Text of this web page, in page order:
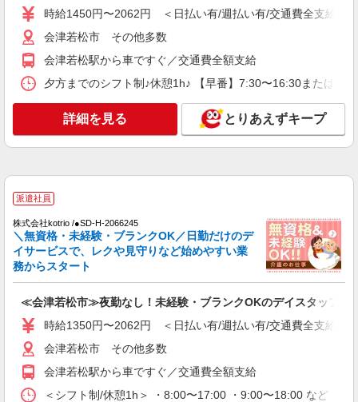
≪会津若松市≫夜勤なし！未経験・ブランク
OKのデイスタッフ
時給1350円〜2062円 ＜日払い有/週払い有/交
通費全支給(ガソリン代含む)＞
会津若松市 その他多数
キープ 詳細を見る
株式会社kotrio /●SD-H-1811323
時給1450円〜2062円 ＜日払い有/週払い有/交
通費全支給(ガソリン代含む)＞
キープ 詳細を見る
派遣社員
株式会社kotrio /●SD-H-2066450
向かう先は、笑顔の待つ場所！デイサービスの
時給1450円〜2062円 ＜日払い有/週払い有/交通費全支給(ガ
会津若松市 その他多数
会津若松駅から車ですぐ／交通費全額支給
夕方までのシフト制♪休憩1h♪ 【早番】7:30〜16:30または
詳細を見る とりあえずキープ
派遣社員
株式会社kotrio /●SD-H-2066245
＼無資格・未経験・ブランクOK／日勤だけのデ
イサービスで、レクや見守りなど始めやすい業
務からスタート
≪会津若松市≫夜勤なし！未経験・ブランクOKのデイスタッフ
時給1350円〜2062円 ＜日払い有/週払い有/交通費全支給(ガ
会津若松市 その他多数
会津若松駅から車ですぐ／交通費全額支給
＜シフト制/休憩1h＞ ・8:00〜17:00 ・9:00〜18:00 など ※